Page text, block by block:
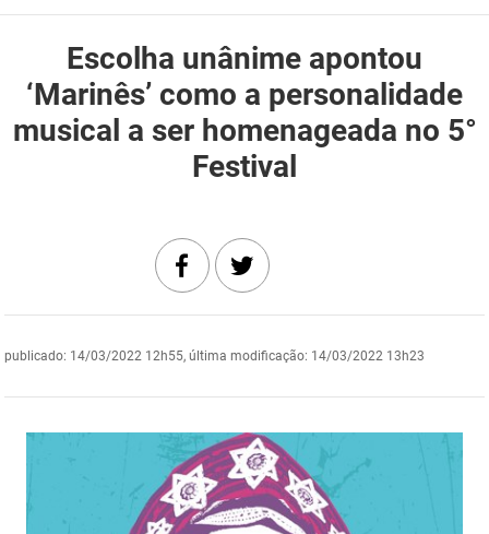
Desenvolvimento e da Articulação Municipal
Desenvolvimento Humano
Meio Ambiente e Sustentabilidade
Mulher e da Diversidade Humana
DETRAN
Escolha unânime apontou
‘Marinês’ como a personalidade
musical a ser homenageada no 5°
Festival
publicado: 14/03/2022 12h55, última modificação: 14/03/2022 13h23